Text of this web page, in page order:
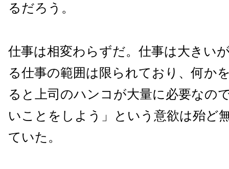
るだろう。
仕事は相変わらずだ。仕事は大きい
る仕事の範囲は限られており、何か
ると上司のハンコが大量に必要なの
いことをしよう」という意欲は殆ど
ていた。